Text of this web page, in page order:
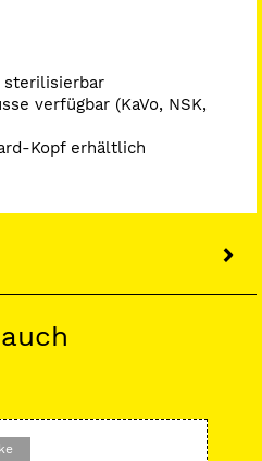
sterilisierbar
verfügbar (KaVo, NSK,
Kopf erhältlich